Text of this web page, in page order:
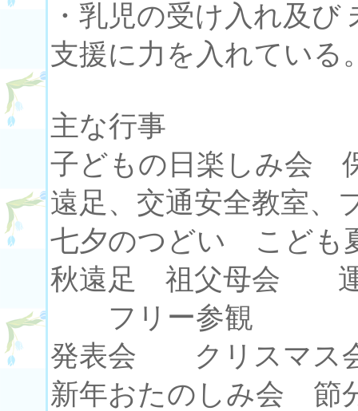
・乳児の受け入れ及
支援に力を入れている
主な行事
子どもの日楽しみ
遠足、交通安全教室、
七夕のつどい こど
秋遠足 祖父母会
フリー参観
発表会 クリスマス
新年おたのしみ会